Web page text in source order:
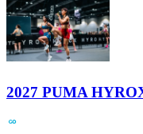
2027 PUMA